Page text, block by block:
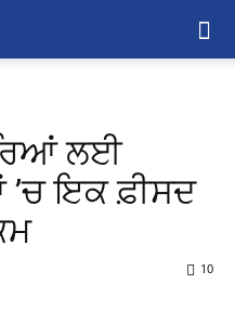
ਲਈ
’ਚ ਇਕ ਫ਼ੀਸਦ
10